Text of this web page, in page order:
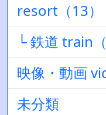
resort（13）
└ 鉄道 train（
映像・動画
未分類